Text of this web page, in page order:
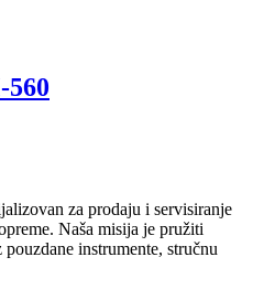
za prodaju i servisiranje
Naša misija je pružiti
instrumente, stručnu